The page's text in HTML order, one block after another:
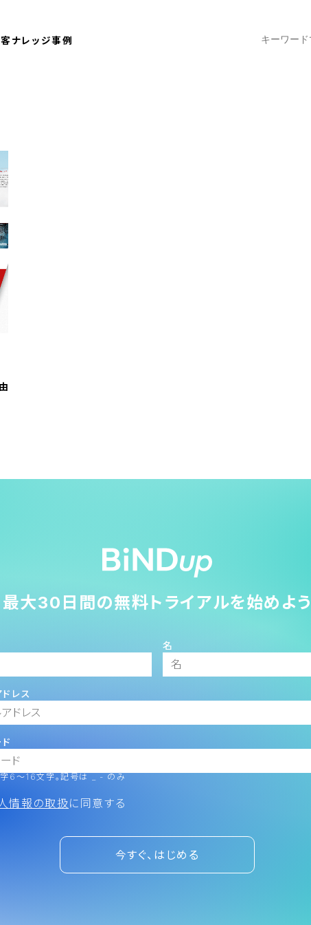
ナレッジ事例
最大30日間の無料トライアルを始めよ
名
レス
6～16文字。記号は _ - のみ
情報の取扱に同意する
今すぐ、はじめる